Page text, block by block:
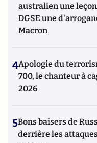
australien une
DGSE une
Macron
4Apologie du
700, le chanteur à
2026
5Bons baisers de
derrière les